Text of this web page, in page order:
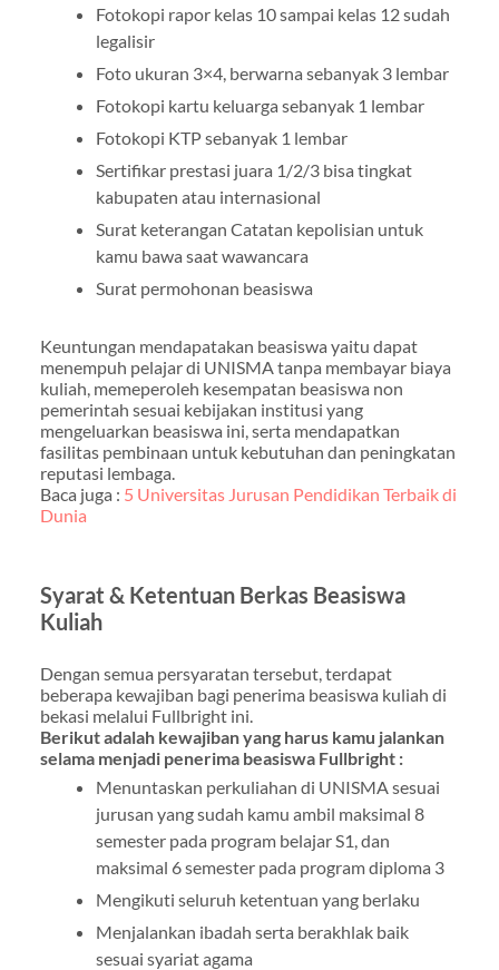
Fotokopi rapor kelas 10 sampai kelas 12 sudah
legalisir
Foto ukuran 3×4, berwarna sebanyak 3 lembar
Fotokopi kartu keluarga sebanyak 1 lembar
Fotokopi KTP sebanyak 1 lembar
Sertifikar prestasi juara 1/2/3 bisa tingkat
kabupaten atau internasional
Surat keterangan Catatan kepolisian untuk
kamu bawa saat wawancara
Surat permohonan beasiswa
Keuntungan mendapatakan beasiswa yaitu dapat
menempuh pelajar di UNISMA tanpa membayar biaya
kuliah, memeperoleh kesempatan beasiswa non
pemerintah sesuai kebijakan institusi yang
mengeluarkan beasiswa ini, serta mendapatkan
fasilitas pembinaan untuk kebutuhan dan peningkatan
reputasi lembaga.
Baca juga : 5 Universitas Jurusan Pendidikan Terbaik di
Dunia
Syarat & Ketentuan Berkas Beasiswa
Kuliah
Dengan semua persyaratan tersebut, terdapat
beberapa kewajiban bagi penerima beasiswa kuliah di
bekasi melalui Fullbright ini.
Berikut adalah kewajiban yang harus kamu jalankan
selama menjadi penerima beasiswa Fullbright :
Menuntaskan perkuliahan di UNISMA sesuai
jurusan yang sudah kamu ambil maksimal 8
semester pada program belajar S1, dan
maksimal 6 semester pada program diploma 3
Mengikuti seluruh ketentuan yang berlaku
Menjalankan ibadah serta berakhlak baik
sesuai syariat agama